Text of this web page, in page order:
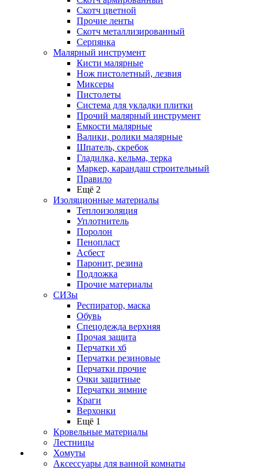
Скотч цветной
Прочие ленты
Скотч металлизированный
Серпянка
Малярный инструмент
Кисти малярные
Нож пистолетный, лезвия
Миксеры
Пистолеты
Система для укладки плитки
Прочий малярный инструмент
Емкости малярные
Валики, ролики малярные
Шпатель, скребок
Гладилка, кельма, терка
Маркер, карандаш строительный
Правило
Ещё 2
Изоляционные материалы
Теплоизоляция
Уплотнитель
Поролон
Пенопласт
Асбест
Паронит, резина
Подложка
Прочие материалы
СИЗы
Респиратор, маска
Обувь
Спецодежда верхняя
Прочая защита
Перчатки хб
Перчатки резиновые
Перчатки прочие
Очки защитные
Перчатки зимние
Краги
Верхонки
Ещё 1
Кровельные материалы
Лестницы
Хомуты
Аксессуары для ванной комнаты